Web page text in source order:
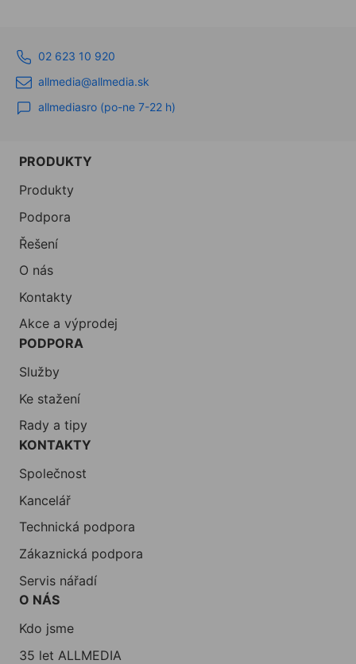
02 623 10 920
allmedia@allmedia.sk
allmediasro (po-ne 7-22 h)
PRODUKTY
Produkty
Podpora
Řešení
O nás
Kontakty
Akce a výprodej
PODPORA
Služby
Ke stažení
Rady a tipy
KONTAKTY
Společnost
Kancelář
Technická podpora
Zákaznická podpora
Servis nářadí
O NÁS
Kdo jsme
35 let ALLMEDIA